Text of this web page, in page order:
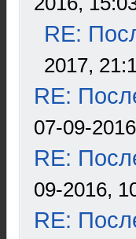
RE:
2017,
RE:
07-09-
RE:
09-2016,
RE: